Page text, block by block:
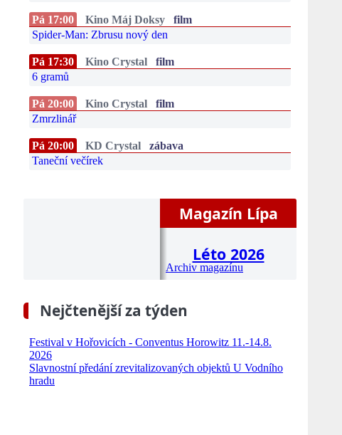
Pá 17:00 Kino Máj Doksy
film
Spider-Man: Zbrusu nový den
Pá 17:30 Kino Crystal
film
6 gramů
Pá 20:00 Kino Crystal
film
Zmrzlinář
Pá 20:00 KD Crystal
zábava
Taneční večírek
Magazín Lípa
Léto 2026
Archiv magazínu
Nejčtenější za týden
Festival v Hořovicích - Conventus Horowitz 11.-14.8.
2026
Slavnostní předání zrevitalizovaných objektů U Vodního
hradu